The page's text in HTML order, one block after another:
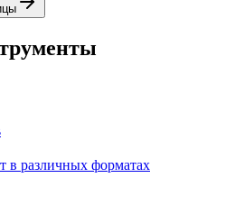
в различных форматах